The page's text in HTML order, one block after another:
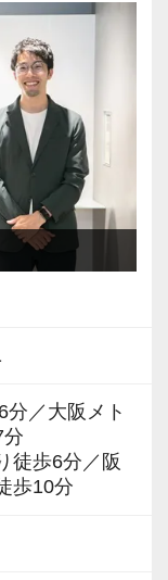
間純増約350
続年数、ご
りが可能で
億を超える
複雑案件ま
験し成長で
社内プロジ
項目」、さ
知識項目」
則って評価
／大阪メト
徒歩6分／阪
歩10分